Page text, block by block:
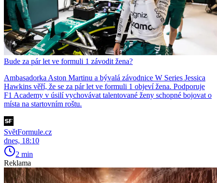
Bude za pár let ve formuli 1 závodit žena?
Ambasadorka Aston Martinu a bývalá závodnice W Series Jessica
Hawkins věří, že se za pár let ve formuli 1 objeví žena. Podporuje
F1 Academy v úsilí vychovávat talentované ženy schopné bojovat o
místa na startovním roštu.
SvětFormule.cz
dnes, 18:10
2 min
Reklama